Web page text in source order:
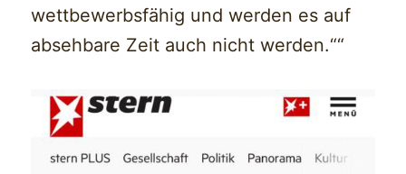
wettbewerbsfähig und werden es auf
absehbare Zeit auch nicht werden.““